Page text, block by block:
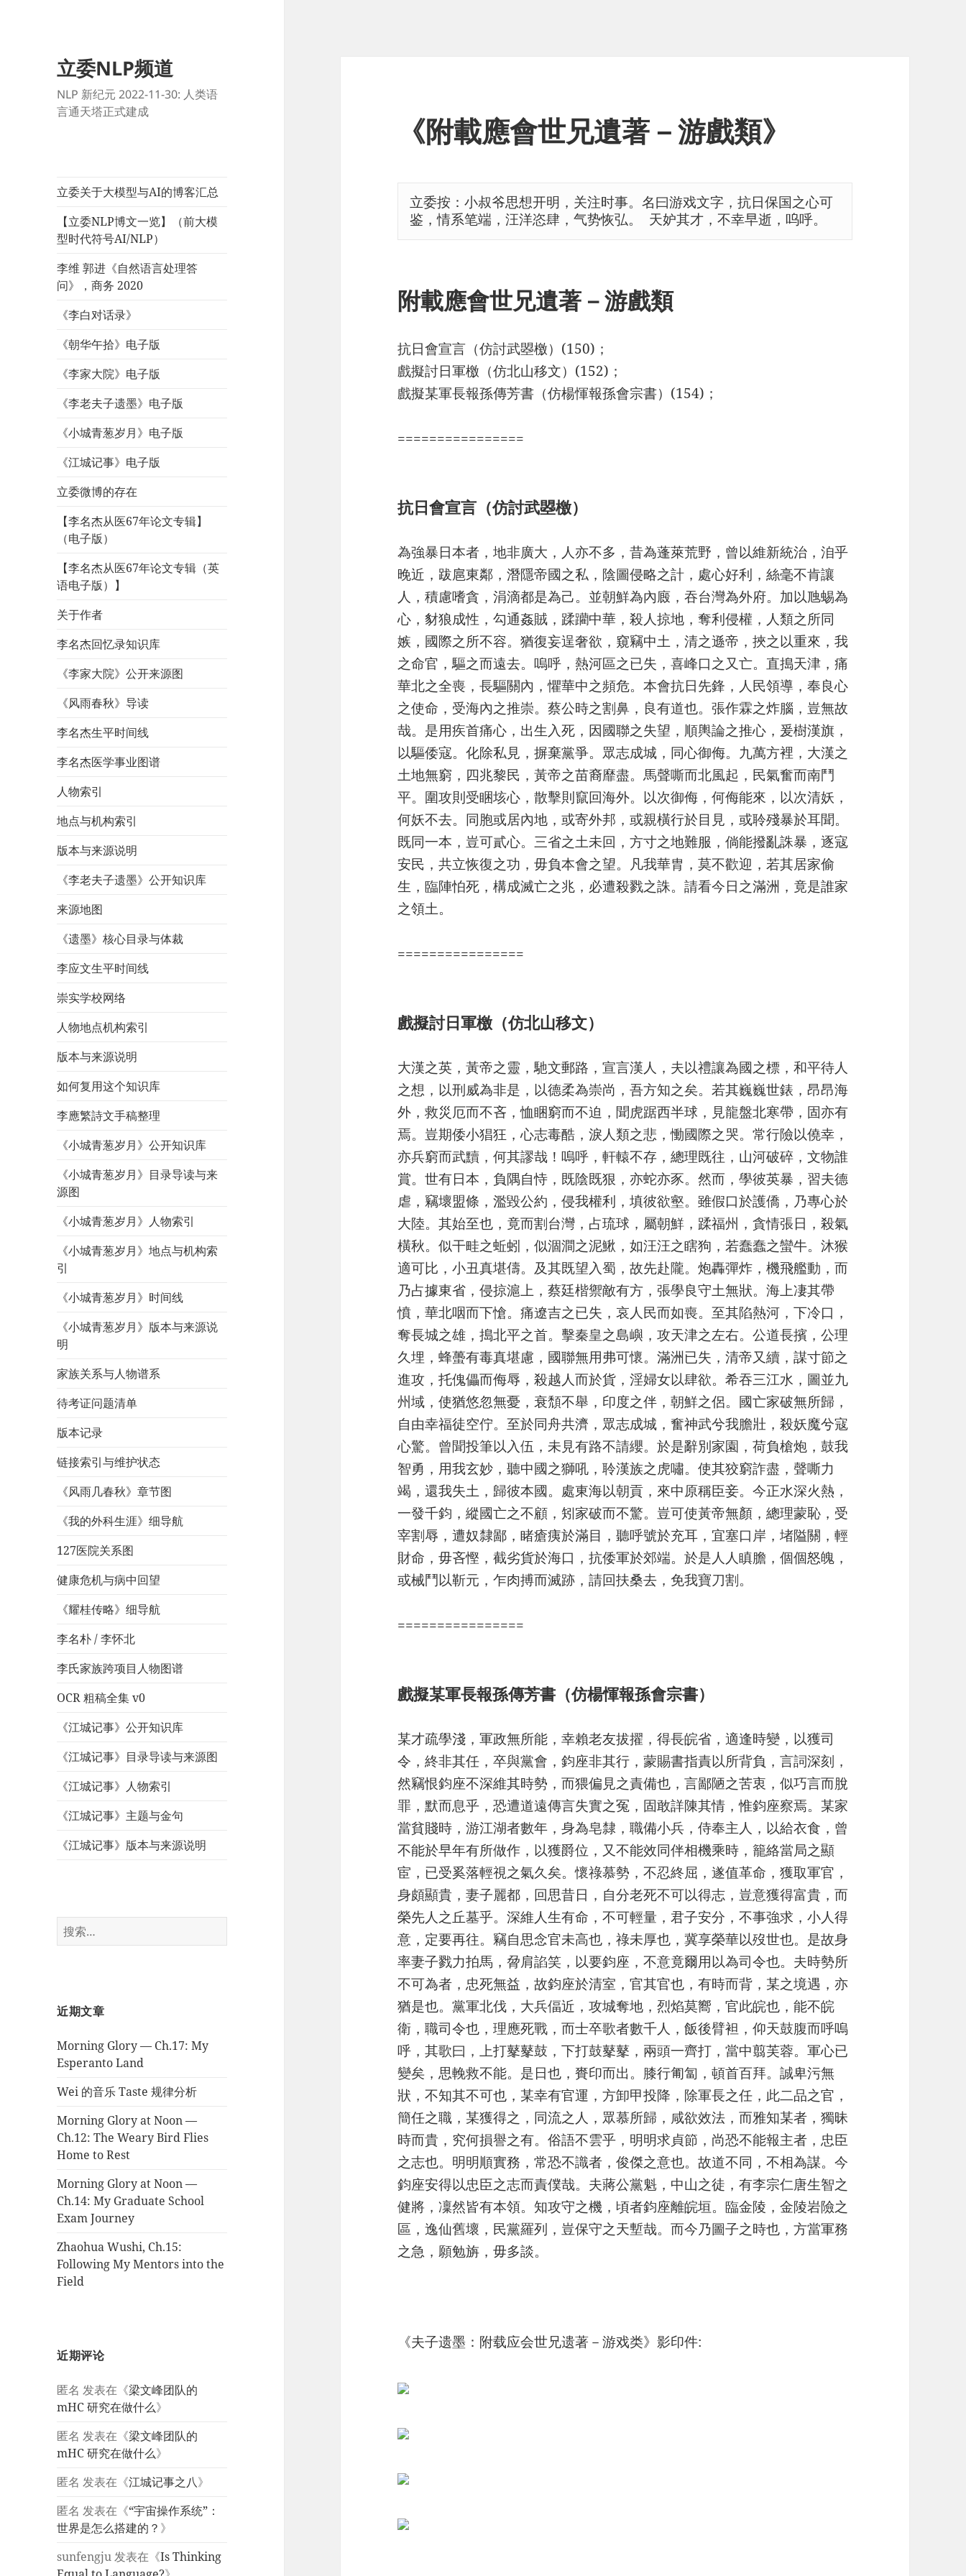
立委NLP频道
NLP 新纪元 2022-11-30: 人类语
言通天塔正式建成
立委关于大模型与AI的博客汇总
【立委NLP博文一览】（前大模
型时代符号AI/NLP）
李维 郭进《自然语言处理答
问》，商务 2020
《李白对话录》
《朝华午拾》电子版
《李家大院》电子版
《李老夫子遗墨》电子版
《小城青葱岁月》电子版
《江城记事》电子版
立委微博的存在
【李名杰从医67年论文专辑】
（电子版）
【李名杰从医67年论文专辑（英
语电子版）】
关于作者
李名杰回忆录知识库
《李家大院》公开来源图
《风雨春秋》导读
李名杰生平时间线
李名杰医学事业图谱
人物索引
地点与机构索引
版本与来源说明
《李老夫子遗墨》公开知识库
来源地图
《遗墨》核心目录与体裁
李应文生平时间线
崇实学校网络
人物地点机构索引
版本与来源说明
如何复用这个知识库
李應繁詩文手稿整理
《小城青葱岁月》公开知识库
《小城青葱岁月》目录导读与来
源图
《小城青葱岁月》人物索引
《小城青葱岁月》地点与机构索
引
《小城青葱岁月》时间线
《小城青葱岁月》版本与来源说
明
家族关系与人物谱系
待考证问题清单
版本记录
链接索引与维护状态
《风雨几春秋》章节图
《我的外科生涯》细导航
127医院关系图
健康危机与病中回望
《耀桂传略》细导航
李名朴 / 李怀北
李氏家族跨项目人物图谱
OCR 粗稿全集 v0
《江城记事》公开知识库
《江城记事》目录导读与来源图
《江城记事》人物索引
《江城记事》主题与金句
《江城记事》版本与来源说明
搜
索：
近期文章
Morning Glory — Ch.17: My
Esperanto Land
Wei 的音乐 Taste 规律分析
Morning Glory at Noon —
Ch.12: The Weary Bird Flies
Home to Rest
Morning Glory at Noon —
Ch.14: My Graduate School
Exam Journey
Zhaohua Wushi, Ch.15:
Following My Mentors into the
Field
近期评论
匿名 发表在《梁文峰团队的
mHC 研究在做什么》
匿名 发表在《梁文峰团队的
mHC 研究在做什么》
匿名 发表在《江城记事之八》
匿名 发表在《“宇宙操作系统”：
世界是怎么搭建的？ 》
sunfengju发表在《Is Thinking
《附載應會世兄遺著－游戲類》
立委按：小叔爷思想开明，关注时事。名曰游戏文字，抗日保国之心可
鉴，情系笔端，汪洋恣肆，气势恢弘。 天妒其才，不幸早逝，呜呼。
附載應會世兄遺著－游戲類
抗日會宣言（仿討武曌檄）(150)；
戲擬討日軍檄（仿北山移文）(152)；
戲擬某軍長報孫傳芳書（仿楊惲報孫會宗書）(154)；
================
抗日會宣言（仿討武曌檄）
為強暴日本者，地非廣大，人亦不多，昔為蓬萊荒野，曾以維新統治，洎乎
晚近，跋扈東鄰，潛隱帝國之私，陰圖侵略之計，處心好利，絲毫不肯讓
人，積慮嗜貪，涓滴都是為己。並朝鮮為內廄，吞台灣為外府。加以虺蜴為
心，豺狼成性，勾通姦賊，蹂躪中華，殺人掠地，奪利侵權，人類之所同
嫉，國際之所不容。猶復妄逞奢欲，窺竊中土，清之遜帝，挾之以重來，我
之命官，驅之而遠去。嗚呼，熱河區之已失，喜峰口之又亡。直搗天津，痛
華北之全喪，長驅關內，懼華中之頻危。本會抗日先鋒，人民領導，奉良心
之使命，受海內之推崇。蔡公時之割鼻，良有道也。張作霖之炸腦，豈無故
哉。是用疾首痛心，出生入死，因國聯之失望，順輿論之推心，爰樹漢旗，
以驅倭寇。化除私見，摒棄黨爭。眾志成城，同心御侮。九萬方裡，大漢之
土地無窮，四兆黎民，黃帝之苗裔靡盡。馬聲嘶而北風起，民氣奮而南鬥
平。圍攻則受睏垓心，散擊則竄回海外。以次御侮，何侮能來，以次清妖，
何妖不去。同胞或居內地，或寄外邦，或親橫行於目見，或聆殘暴於耳聞。
既同一本，豈可貳心。三省之土未回，方寸之地難服，倘能撥亂誅暴，逐寇
安民，共立恢復之功，毋負本會之望。凡我華胄，莫不歡迎，若其居家偷
生，臨陣怕死，構成滅亡之兆，必遭殺戮之誅。請看今日之滿洲，竟是誰家
之領土。
================
戲擬討日軍檄（仿北山移文）
大漢之英，黃帝之靈，馳文郵路，宣言漢人，夫以禮讓為國之標，和平待人
之想，以刑威為非是，以德柔為崇尚，吾方知之矣。若其巍巍世錶，昂昂海
外，救災厄而不吝，恤睏窮而不迫，聞虎踞西半球，見龍盤北寒帶，固亦有
焉。豈期倭小猖狂，心志毒酷，淚人類之悲，慟國際之哭。常行險以僥幸，
亦兵窮而武黷，何其謬哉！嗚呼，軒轅不存，總理既往，山河破碎，文物誰
賞。世有日本，負隅自恃，既陰既狠，亦蛇亦豕。然而，學彼英暴，習夫德
虐，竊壞盟條，濫毀公約，侵我權利，填彼欲壑。雖假口於護僑，乃專心於
大陸。其始至也，竟而割台灣，占琉球，屬朝鮮，蹂福州，貪情張日，殺氣
橫秋。似干畦之蚯蚓，似涸澗之泥鰍，如汪汪之瞎狗，若蠢蠢之蠻牛。沐猴
適可比，小丑真堪儔。及其既望入蜀，故先赴隴。炮轟彈炸，機飛艦動，而
乃占據東省，侵掠滬上，蔡廷楷禦敵有方，張學良守土無狀。海上凄其帶
憤，華北咽而下愴。痛遼吉之已失，哀人民而如喪。至其陷熱河，下冷口，
奪長城之雄，搗北平之首。擊秦皇之島嶼，攻天津之左右。公道長擯，公理
久埋，蜂蠆有毒真堪慮，國聯無用弗可懷。滿洲已失，清帝又續，謀寸節之
進攻，托傀儡而侮辱，殺越人而於貨，淫婦女以肆欲。希吞三江水，圖並九
州域，使猶悠忽無憂，衰頹不舉，印度之伴，朝鮮之侶。國亡家破無所歸，
自由幸福徒空佇。至於同舟共濟，眾志成城，奮神武兮我膽壯，殺妖魔兮寇
心驚。曾聞投筆以入伍，未見有路不請纓。於是辭別家園，荷負槍炮，鼓我
智勇，用我玄妙，聽中國之獅吼，聆漢族之虎嘯。使其狡窮詐盡，聲嘶力
竭，還我失土，歸彼本國。處東海以朝貢，來中原稱臣妾。今正水深火熱，
一發千鈞，縱國亡之不顧，矧家破而不驚。豈可使黃帝無顏，總理蒙恥，受
宰割辱，遭奴隸鄙，睹瘡痍於滿目，聽呼號於充耳，宜塞口岸，堵隘關，輕
財命，毋吝慳，截劣貨於海口，抗倭軍於郊端。於是人人瞋膽，個個怒魄，
或械鬥以靳元，乍肉搏而滅跡，請回扶桑去，免我寶刀割。
================
戲擬某軍長報孫傳芳書（仿楊惲報孫會宗書）
某才疏學淺，軍政無所能，幸賴老友拔擢，得長皖省，適逢時變，以獲司
令，終非其任，卒與黨會，鈞座非其行，蒙賜書指責以所背負，言詞深刻，
然竊恨鈞座不深維其時勢，而猥偏見之責備也，言鄙陋之苦衷，似巧言而脫
罪，默而息乎，恐遭道遠傳言失實之冤，固敢詳陳其情，惟鈞座察焉。某家
當貧賤時，游江湖者數年，身為皂隸，職備小兵，侍奉主人，以給衣食，曾
不能於早年有所做作，以獲爵位，又不能效同伴相機乘時，籠絡當局之顯
宦，已受奚落輕視之氣久矣。懷祿慕勢，不忍終屈，遂值革命，獲取軍官，
身頗顯貴，妻子麗都，回思昔日，自分老死不可以得志，豈意獲得富貴，而
榮先人之丘墓乎。深維人生有命，不可輕量，君子安分，不事強求，小人得
意，定要再往。竊自思念官未高也，祿未厚也，冀享榮華以歿世也。是故身
率妻子戮力拍馬，脋肩諂笑，以要鈞座，不意竟爾用以為司令也。夫時勢所
不可為者，忠死無益，故鈞座於清室，官其官也，有時而背，某之境遇，亦
猶是也。黨軍北伐，大兵偪近，攻城奪地，烈焰莫嚮，官此皖也，能不皖
衛，職司令也，理應死戰，而士卒歌者數千人，飯後臂袒，仰天鼓腹而呼嗚
呼，其歌曰，上打鼕鼕鼓，下打鼓鼕鼕，兩頭一齊打，當中翦芙蓉。軍心已
變矣，思輓救不能。是日也，賚印而出。膝行匍匐，頓首百拜。誠卑污無
狀，不知其不可也，某幸有官運，方卸甲投降，除軍長之任，此二品之官，
簡任之職，某獲得之，同流之人，眾慕所歸，咸欲效法，而雅知某者，獨昧
時而貴，究何損譽之有。俗語不雲乎，明明求貞節，尚恐不能報主者，忠臣
之志也。明明順實務，常恐不識者，俊傑之意也。故道不同，不相為謀。今
鈞座安得以忠臣之志而責僕哉。夫蔣公黨魁，中山之徒，有李宗仁唐生智之
健將，凜然皆有本領。知攻守之機，頃者鈞座離皖垣。臨金陵，金陵岩險之
區，逸仙舊壞，民黨羅列，豈保守之天塹哉。而今乃圖子之時也，方當軍務
之急，願勉旃，毋多談。
《夫子遗墨：附载应会世兄遗著－游戏类》影印件: